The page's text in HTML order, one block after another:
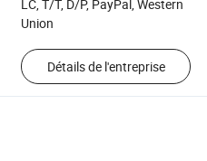
LC, T/T, D/P, PayPal, Western
Union
Détails de l'entreprise